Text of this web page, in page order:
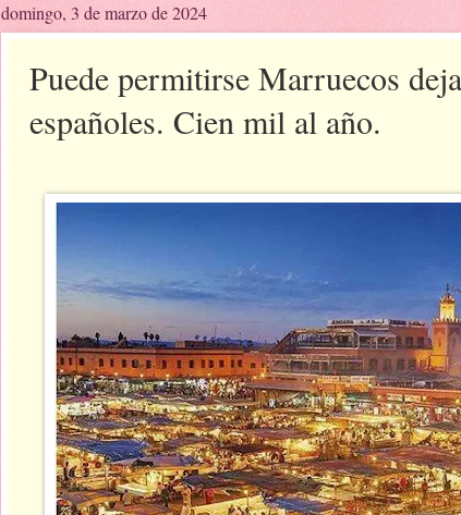
domingo, 3 de marzo de 2024
Puede permitirse Marruecos
españoles. Cien mil al año.